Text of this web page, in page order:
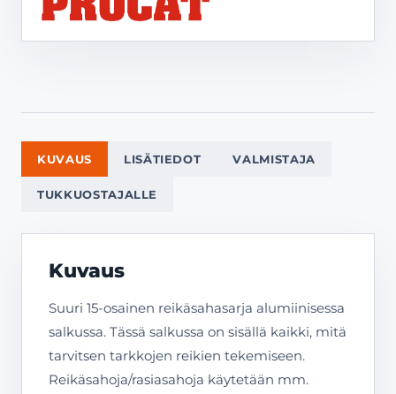
KUVAUS LISÄTIEDOT VALMISTAJA
TUKKUOSTAJALLE
Kuvaus
Suuri 15-osainen reikäsahasarja alumiinisessa
salkussa. Tässä salkussa on sisällä kaikki, mitä
tarvitsen tarkkojen reikien tekemiseen.
Reikäsahoja/rasiasahoja käytetään mm.